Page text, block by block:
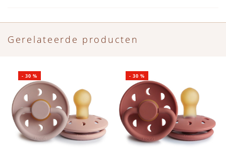
Gerelateerde producten
-30 % -30 %